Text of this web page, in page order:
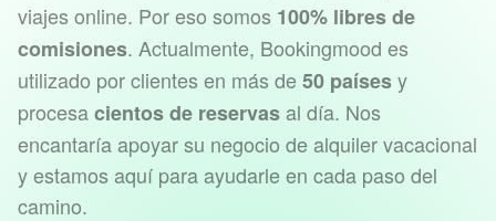
viajes online. Por eso somos 100% libres de
comisiones. Actualmente, Bookingmood es
utilizado por clientes en más de50 paísesy
procesacientos de reservasal día. Nos
encantaría apoyar su negocio de alquiler vacacional
y estamos aquí para ayudarle en cada paso del
camino.